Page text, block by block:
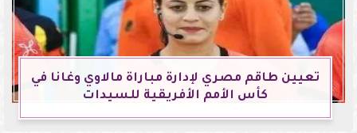
تعيين طاقم مصري لإدارة مباراة مالاوي وغانا في
كأس الأمم الأفريقية للسيدات